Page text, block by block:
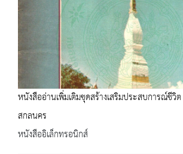
หนังสืออ่านเพิ่มเติมชุดสร้างเสริมประสบการณ์ชีวิต
สกลนคร
หนังสืออิเล็กทรอนิกส์